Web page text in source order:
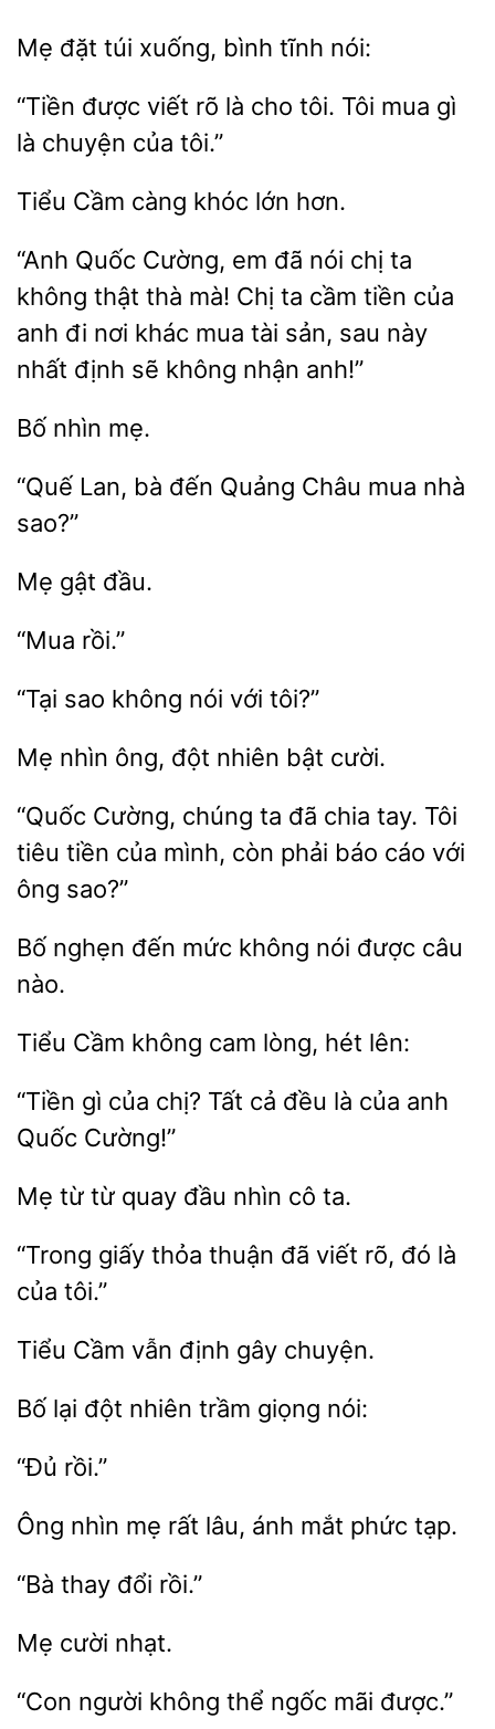
Mẹ đặt túi nói:
được viết rõ là cho Tôi
gì
là chuyện của tôi.”
Cầm càng hơn.
“Anh Quốc Cường, em đã nói chị ta
không thật thà mà! Chị ta cầm tiền của
đi
khác mua tài sản, sau này
nhất định sẽ không
anh!”
“Quế bà đến Quảng Châu nhà
“Tại sao tôi?”
ông, đột bật cười.
“Quốc Cường, chúng ta đã chia tay. Tôi
tiêu
mình, còn phải
cáo với
ông sao?”
Bố nghẹn mức nói
câu
nào.
không cam lòng, hét
“Tiền của chị? Tất cả đều là
anh
Quốc
từ từ nhìn cô ta.
giấy thuận đã
rõ, đó là
của tôi.”
Tiểu Cầm vẫn
lại nhiên trầm giọng
nhìn mẹ rất lâu, ánh tạp.
đổi
“Con ngốc mãi được.”